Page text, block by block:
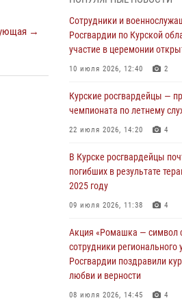
→
Курские росгвардейцы
знакомить подрастающее
особенностями службы
05 августа 2026, 12:45
Росгвардейцы в Курске
ЧОП в детских
05 августа 2026, 09:51
При содействии спецназа
Курске пресечена попытка
партии наркотиков
04 августа 2026, 12:52
За прошедшую неделю
Курской области проверили
оружия
04 августа 2026, 07:00
Сотрудники и
Росгвардии по Курской
участие в церемонии
10 июля 2026, 12:40 2
Курские росгвардейцы —
чемпионата по летнему
22 июля 2026, 14:20 4
В Курске росгвардейцы
погибших в результате
2025 году
09 июля 2026, 11:38 4
Акция «Ромашка — символ
сотрудники регионального
Росгвардии поздравили
любви и верности
08 июля 2026, 14:45 4